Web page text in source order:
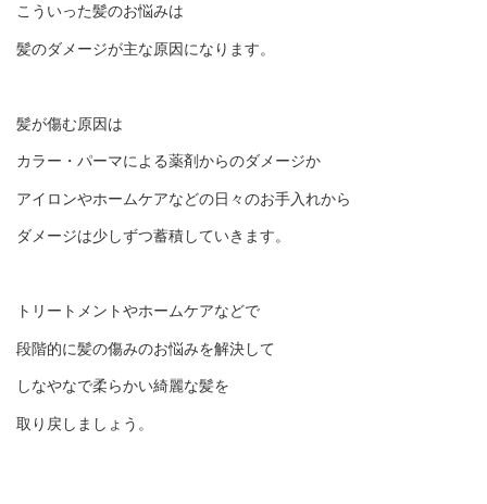
こういった髪のお悩みは
髪のダメージが主な原因になります。
髪が傷む原因は
カラー・パーマによる薬剤からのダメージか
アイロンやホームケアなどの日々のお手入れから
ダメージは少しずつ蓄積していきます。
トリートメントやホームケアなどで
段階的に髪の傷みのお悩みを解決して
しなやなで柔らかい綺麗な髪を
取り戻しましょう。